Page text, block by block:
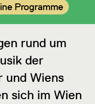
Programme
rund um
der
und Wiens
sich im Wien